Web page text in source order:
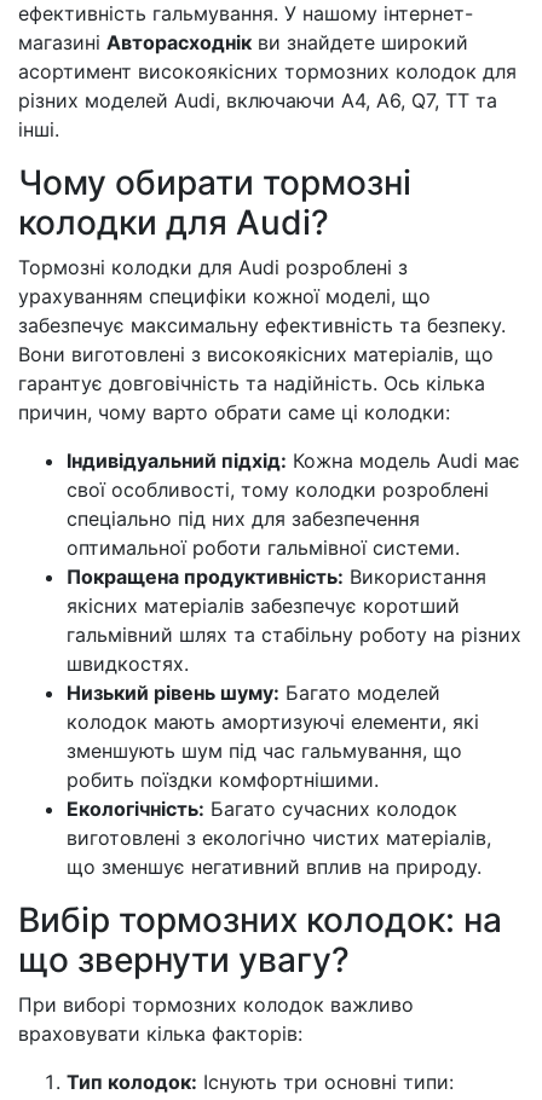
ефективність гальмування. У нашому інтернет-
магазині Авторасходнік ви знайдете широкий
асортимент високоякісних тормозних колодок для
різних моделей Audi, включаючи A4, A6, Q7, TT та
інші.
Чому обирати тормозні
колодки для Audi?
Тормозні колодки для Audi розроблені з
урахуванням специфіки кожної моделі, що
забезпечує максимальну ефективність та безпеку.
Вони виготовлені з високоякісних матеріалів, що
гарантує довговічність та надійність. Ось кілька
причин, чому варто обрати саме ці колодки:
Індивідуальний підхід: Кожна модель Audi має
свої особливості, тому колодки розроблені
спеціально під них для забезпечення
оптимальної роботи гальмівної системи.
Покращена продуктивність: Використання
якісних матеріалів забезпечує коротший
гальмівний шлях та стабільну роботу на різних
швидкостях.
Низький рівень шуму: Багато моделей
колодок мають амортизуючі елементи, які
зменшують шум під час гальмування, що
робить поїздки комфортнішими.
Екологічність: Багато сучасних колодок
виготовлені з екологічно чистих матеріалів,
що зменшує негативний вплив на природу.
Вибір тормозних колодок: на
що звернути увагу?
При виборі тормозних колодок важливо
враховувати кілька факторів:
Тип колодок: Існують три основні типи: